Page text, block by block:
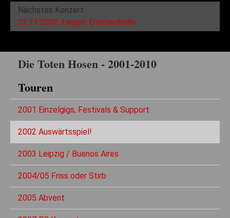
Nächstes Konzert
22.11.2002, Lingen, Emslandhalle
Die Toten Hosen - 2001-2010
Touren
2001 Einzelgigs, Festivals & Support
2002 Auswärtsspiel!
2003 Leipzig / Buenos Aires
2004/05 Friss oder Stirb
2005 Abvent